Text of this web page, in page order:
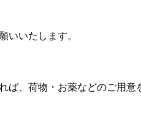
いいたします。
、荷物・お薬などのご用意